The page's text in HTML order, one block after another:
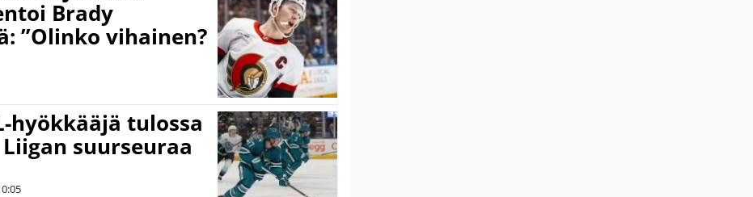
Brady
”Olinko vihainen?
hyökkääjä tulossa
suurseuraa